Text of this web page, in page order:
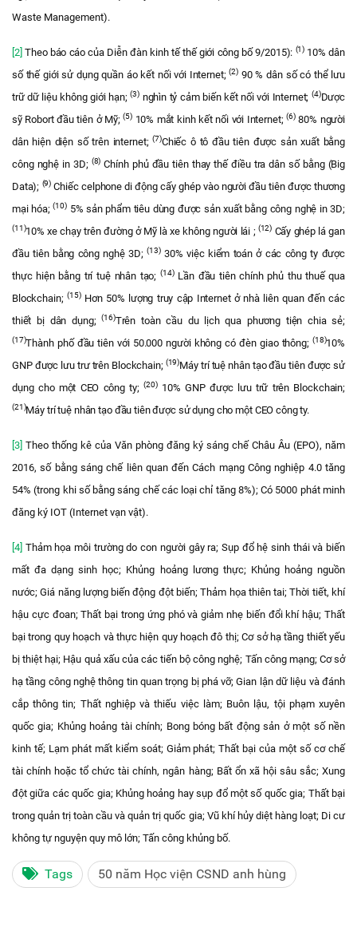
Waste Management).
[2] Theo báo cáo của Diễn đàn kinh tế thế giới công bố 9/2015): (1) 10% dân
số thế giới sử dụng quần áo kết nối với Internet;(2) 90 % dân số có thể lưu
trữ dữ liệu không giới hạn;(3) nghìn tỷ cảm biến kết nối với Internet; (4)Dược
sỹ Robort đầu tiên ở Mỹ;(5)10% mắt kinh kết nối với Internet;(6)80% người
dân hiện diện số trên internet;(7)Chiếc ô tô đầu tiên được sản xuất bằng
công nghệ in 3D; (8) Chính phủ đầu tiên thay thế điều tra dân số bằng (Big
Data); (9) Chiếc celphone di động cấy ghép vào người đầu tiên được thương
mại hóa;(10)5% sản phẩm tiêu dùng được sản xuất bằng công nghệ in 3D;
(11)10% xe chạy trên đường ở Mỹ là xe không người lái ; (12) Cấy ghép lá gan
đầu tiên bằng công nghệ 3D;(13)30% việc kiểm toán ở các công ty được
thực hiện bằng trí tuệ nhân tạo;(14)Lần đầu tiên chính phủ thu thuế qua
Blockchain; (15)Hơn 50% lượng truy cập Internet ở nhà liên quan đến các
thiết bị dân dụng;(16)Trên toàn cầu du lịch qua phương tiện chia sẻ;
(17)Thành phố đầu tiên với 50.000 người không có đèn giao thông; (18)10%
GNP được lưu trư trên Blockchain; (19)Máy trí tuệ nhân tạo đầu tiên được sử
dụng cho một CEO công ty;(20)10% GNP được lưu trữ trên Blockchain;
(21)Máy trí tuệ nhân tạo đầu tiên được sử dụng cho một CEO công ty.
[3] Theo thống kê của Văn phòng đăng ký sáng chế Châu Âu (EPO), năm
2016, số bằng sáng chế liên quan đến Cách mạng Công nghiệp 4.0 tăng
54% (trong khi số bằng sáng chế các loại chỉ tăng 8%); Có 5000 phát minh
đăng ký IOT (Internet vạn vật).
[4] Thảm họa môi trường do con người gây ra; Sụp đổ hệ sinh thái và biến
mất đa dạng sinh học; Khủng hoảng lương thực; Khủng hoảng nguồn
nước; Giá năng lượng biến động đột biến; Thảm họa thiên tai; Thời tiết, khí
hậu cực đoan; Thất bại trong ứng phó và giảm nhẹ biến đổi khí hậu; Thất
bại trong quy hoạch và thực hiện quy hoạch đô thị; Cơ sở hạ tầng thiết yếu
bị thiệt hại; Hậu quả xấu của các tiến bộ công nghệ; Tấn công mạng; Cơ sở
hạ tầng công nghệ thông tin quan trọng bị phá vỡ; Gian lận dữ liệu và đánh
cắp thông tin; Thất nghiệp và thiếu việc làm; Buôn lậu, tội phạm xuyên
quốc gia; Khủng hoảng tài chính; Bong bóng bất động sản ở một số nền
kinh tế; Lạm phát mất kiểm soát; Giảm phát; Thất bại của một số cơ chế
tài chính hoặc tổ chức tài chính, ngân hàng; Bất ổn xã hội sâu sắc; Xung
đột giữa các quốc gia; Khủng hoảng hay sụp đổ một số quốc gia; Thất bại
trong quản trị toàn cầu và quản trị quốc gia; Vũ khí hủy diệt hàng loạt; Di cư
không tự nguyện quy mô lớn; Tấn công khủng bố.
Tags 50 năm Học viện CSND anh hùng